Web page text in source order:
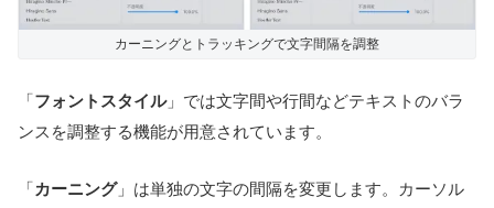
カーニングとトラッキングで文字間隔を調整
「フォントスタイル」では文字間や行間などテキストのバラ
ンスを調整する機能が用意されています。
「カーニング」は単独の文字の間隔を変更します。カーソル